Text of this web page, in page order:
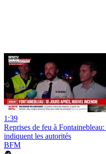
1:39
Reprises de feu à
indiquent les autorités
BFM